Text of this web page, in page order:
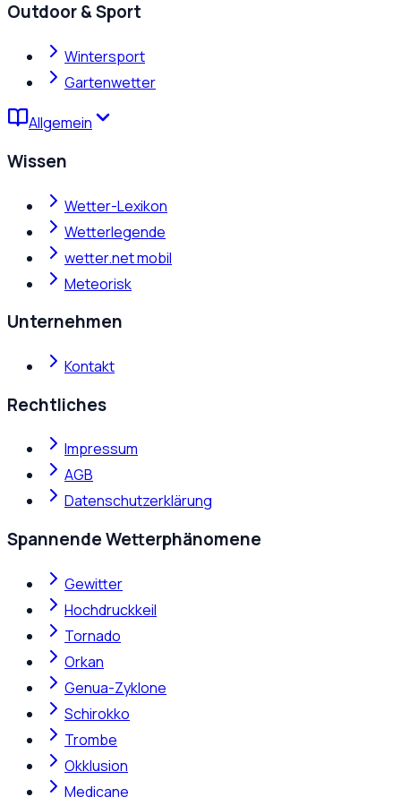
Outdoor & Sport
Wintersport
Gartenwetter
Allgemein
Wissen
Wetter-Lexikon
Wetterlegende
wetter.net mobil
Meteorisk
Unternehmen
Kontakt
Rechtliches
Impressum
AGB
Datenschutzerklärung
Spannende Wetterphänomene
Gewitter
Hochdruckkeil
Tornado
Orkan
Genua-Zyklone
Schirokko
Trombe
Okklusion
Medicane